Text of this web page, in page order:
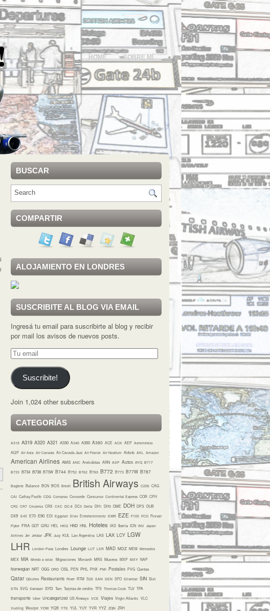
HOME SOBRE MÍ
BUSCAR
COMPARTIR
ALOJAMIENTO EN LONDRES
SUSCRIBITE AL BLOG VIA EMAIL
Ingresá tu email para suscribirte al blog y recibir
por mail los avisos de nuevos posts.
Tu
email
Suscribite!
Join 1,024 other subscribers
CATEGORÍAS
A318 A319 A320 A321 A330 A340 A350 A380 ACE ACK AEP Aeroméxico
AGP Air Asia Air Canada Air Canada Jazz Air France Air Nostrum Airbnb AKL Amazon
American Airlines AMS ANC Anécdotas ARN ASP Autos AYQ B717
B733 B734 B738 B73W B744 B752 B762 B763 B772 B773 B77W B787
Bagbnb Balance BCN BOS Brexit British Airways C206 CAG
CAI Cathay Pacific CDG Compras Concorde Concurso Continental Express COR CPH
CR2 CR7 Cruceros CRX CXC DC-8 DC3 Delta DH1 DH3 DME DOH DPS DUB
DXB E45 E70 E90 EDI Egyptair Elvis Entretenimiento EWR EZE F100 FCO Finnair
Flybe FRA GOT GRU HEL HKG HND HNL Hoteles IAD Iberia ICN INV Japan
Airlines Jer Jetstar JFK Jucy KUL Lan Argentina LAS LAX LCY LGW
LHR London Pass Londres Lounge LUT LXR MAD MDZ MEM Mercados
MEX MIA Miedo a volar. Migraciones Monarch MRS Museos MXP MXY NAP
Norwegian NRT OGG ORD OSL PEN PHL PHX PMI Postales PVG Qantas
Qatar QSuites Restaurants River RTM S20 SAN SEN SFO Silvercar SIN Sixt
STN SVG Swissair SYD Tam Tarjetas de crédito TFS Thomas Cook TLV TPA
transporte Uber Uncategorized US Airways VCE Viajes Virgin Atlantic VLC
Vueling Westjet YOW YQB YTS YUL YUY YVR YYZ ZQN ZRH